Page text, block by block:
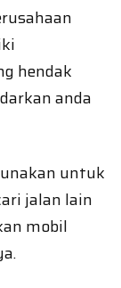
hendak
anda
untuk
jalan lain
mobil